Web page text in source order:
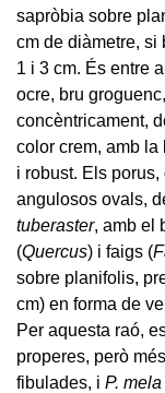
sapròbia sobre
cm de diàmetre, si
1 i 3 cm. És entre
ocre, bru
concèntricament,
color crem, amb la
i robust. Els porus,
angulosos ovals,
tuberaster, amb el
(Quercus) i faigs (
sobre planifolis,
cm) en forma de
Per aquesta raó,
properes, però
fibulades, i P.